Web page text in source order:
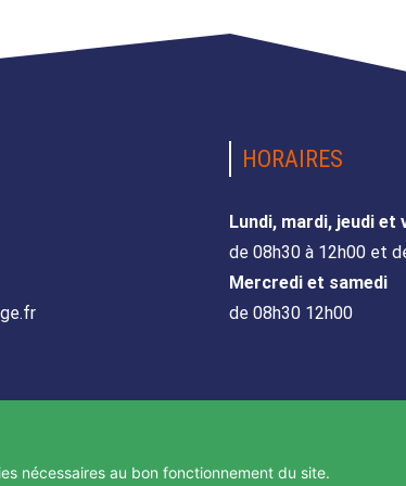
HORAIRES
Lundi, mardi, jeudi et
de 08h30 à 12h00 et
Mercredi et samedi
de 08h30 12h00
nécessaires au bon fonctionnement du site.